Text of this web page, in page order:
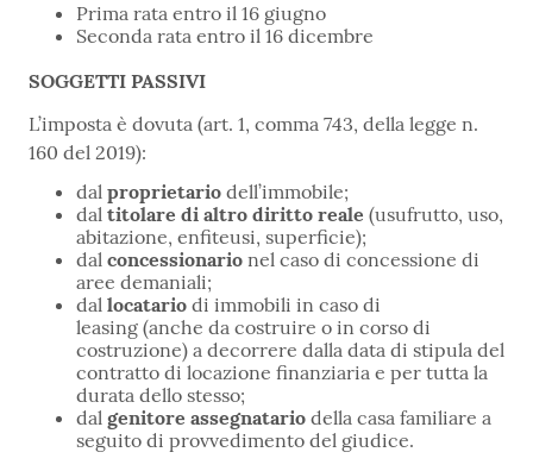
Prima rata entro il 16 giugno
Seconda rata entro il 16 dicembre
SOGGETTI PASSIVI
L’imposta è dovuta (art. 1, comma 743, della legge n.
160 del 2019):
dal proprietario dell’immobile;
dal titolare di altro diritto reale (usufrutto, uso,
abitazione, enfiteusi, superficie);
dal concessionario nel caso di concessione di
aree demaniali;
dal locatario di immobili in caso di
leasing (anche da costruire o in corso di
costruzione) a decorrere dalla data di stipula del
contratto di locazione finanziaria e per tutta la
durata dello stesso;
dal genitore assegnatario della casa familiare a
seguito di provvedimento del giudice.